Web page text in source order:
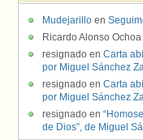
Mudejarillo en
Ricardo Alonso
resignado en Carta
por Miguel Sánchez
resignado en Carta
por Miguel Sánchez
resignado en
de Dios”, de Miguel